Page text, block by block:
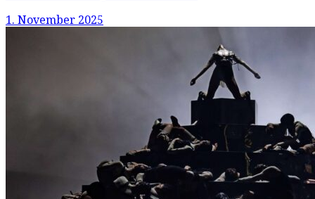
1. November 2025